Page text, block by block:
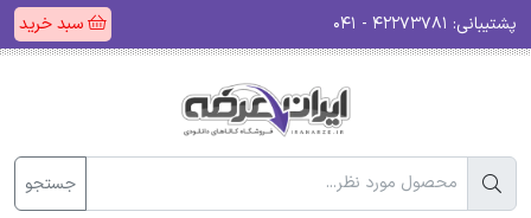
پشتیبانی: سبد خرید
جستجو